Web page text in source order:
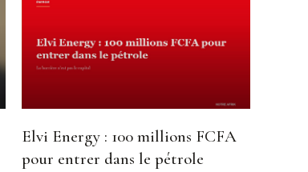
Elvi Energy : 100 millions FCFA
pour entrer dans le pétrole